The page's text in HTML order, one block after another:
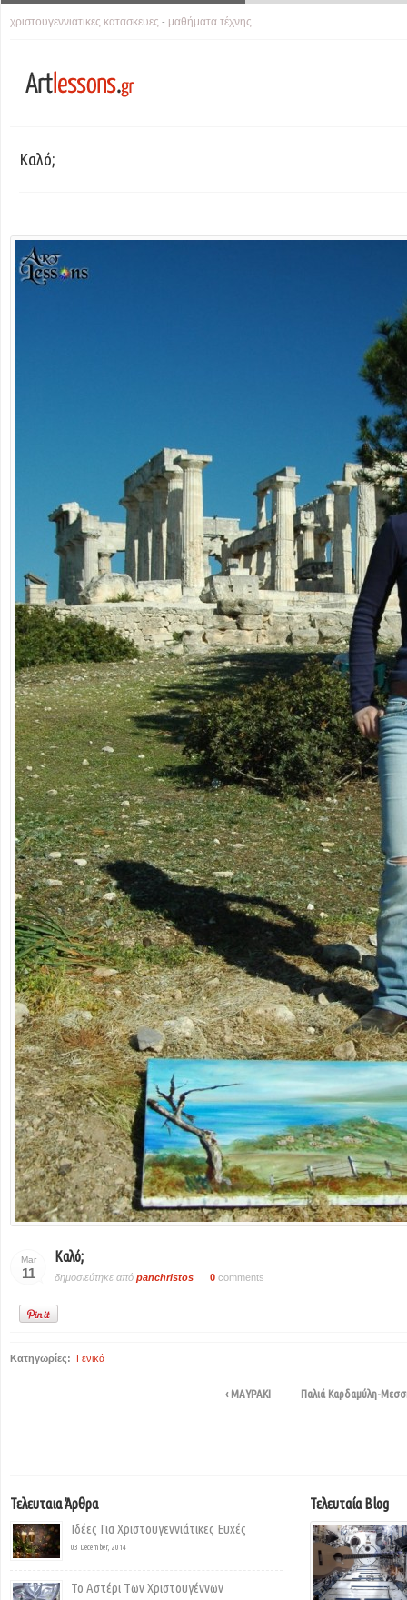
χριστουγεννιατικες κατασκευες - μαθήματα τέχνης
Καλό;
Mar
11
Καλό;
δημοσιεύτηκε από panchristos 0 comments
Κατηγωρίες: Γενικά
‹ ΜΑΥΡΑΚΙ Παλιά Καρδαμύλη-
Τελευταια Άρθρα
Ιδέες Για Χριστουγεννιάτικες Ευχές
03 December, 2014
Το Αστέρι Των Χριστουγέννων
Τελευταία Blog